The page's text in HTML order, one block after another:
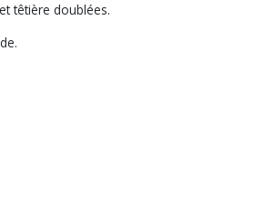
têtière doublées.